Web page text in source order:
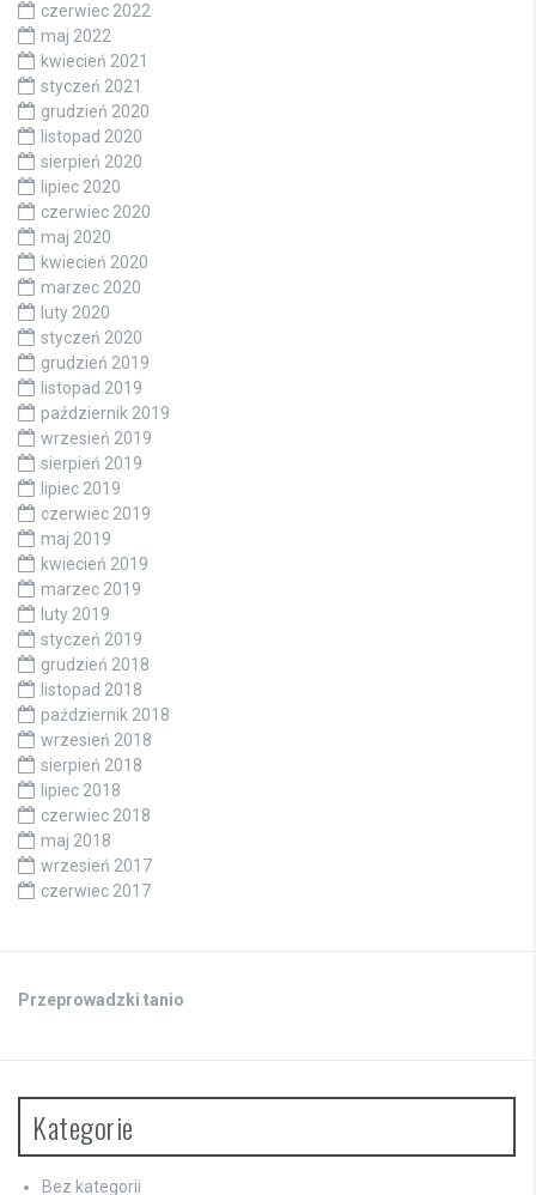
czerwiec 2022
maj 2022
kwiecień 2021
styczeń 2021
grudzień 2020
listopad 2020
sierpień 2020
lipiec 2020
czerwiec 2020
maj 2020
kwiecień 2020
marzec 2020
luty 2020
styczeń 2020
grudzień 2019
listopad 2019
październik 2019
wrzesień 2019
sierpień 2019
lipiec 2019
czerwiec 2019
maj 2019
kwiecień 2019
marzec 2019
luty 2019
styczeń 2019
grudzień 2018
listopad 2018
październik 2018
wrzesień 2018
sierpień 2018
lipiec 2018
czerwiec 2018
maj 2018
wrzesień 2017
czerwiec 2017
Przeprowadzki tanio
Kategorie
Bez kategorii